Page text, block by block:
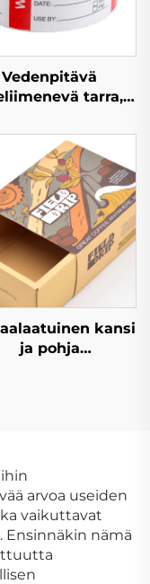
Vedenpitävä
tarra,
paperi
näyttelyiden ja
edistämisen,
sekä
tarpeisiin
kansi
ja pohja
ja golffpalloille
arvoa useiden
vaikuttavat
Ensinnäkin nämä